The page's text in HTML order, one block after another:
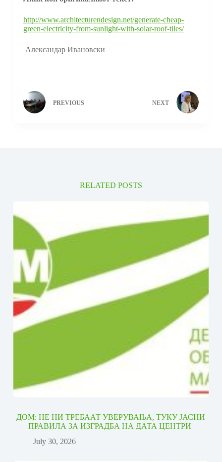
http://www.architecturendesign.net/generate-cheap-
green-electricity-from-sunlight-with-solar-roof-tiles/
Александар Ивановски
PREVIOUS NEXT
RELATED POSTS
ДОМ: НЕ НИ ТРЕБААТ УВЕРУВАЊА, ТУКУ ЈАСНИ
ПРАВИЛА ЗА ИЗГРАДБА НА ДАТА ЦЕНТРИ
July 30, 2026